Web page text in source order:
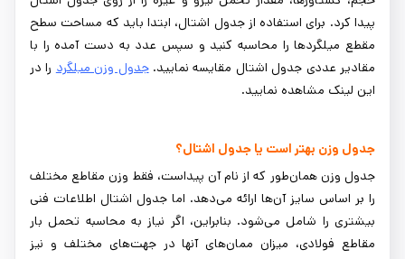
پیدا کرد. برای استفاده از جدول اشتال، ابتدا باید که مساحت سطح
مقطع میلگردها را محاسبه کنید و سپس عدد به دست آمده را با
مقادیر عددی جدول اشتال مقایسه نمایید.جدول وزن میلگرد را در
این لینک مشاهده نمایید.
جدول وزن بهتر است یا جدول اشتال؟
جدول وزن همان‌طور که از نام آن پیداست، فقط وزن مقاطع مختلف
را بر اساس سایز آن‌ها ارائه می‌دهد. اما جدول اشتال اطلاعات فنی
بیشتری را شامل می‌شود. بنابراین، اگر نیاز به محاسبه تحمل بار
مقاطع فولادی، میزان ممان‌های آنها در جهت‌های مختلف و نیز